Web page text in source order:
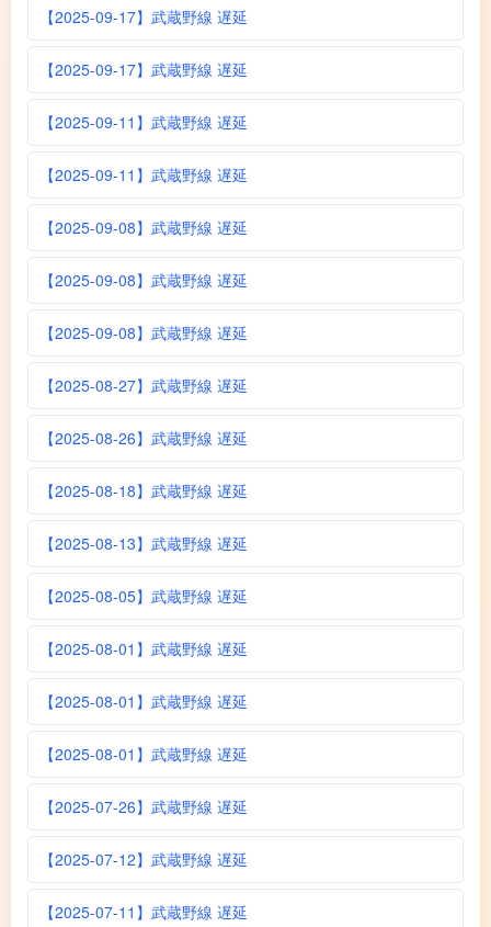
【2025-09-17】武蔵野線 遅延
【2025-09-17】武蔵野線 遅延
【2025-09-11】武蔵野線 遅延
【2025-09-11】武蔵野線 遅延
【2025-09-08】武蔵野線 遅延
【2025-09-08】武蔵野線 遅延
【2025-09-08】武蔵野線 遅延
【2025-08-27】武蔵野線 遅延
【2025-08-26】武蔵野線 遅延
【2025-08-18】武蔵野線 遅延
【2025-08-13】武蔵野線 遅延
【2025-08-05】武蔵野線 遅延
【2025-08-01】武蔵野線 遅延
【2025-08-01】武蔵野線 遅延
【2025-08-01】武蔵野線 遅延
【2025-07-26】武蔵野線 遅延
【2025-07-12】武蔵野線 遅延
【2025-07-11】武蔵野線 遅延